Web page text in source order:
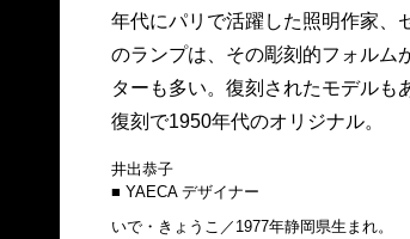
年代にパリで活躍した照明作家、
のランプは、その彫刻的フォルム
ターも多い。復刻されたモデルも
復刻で1950年代のオリジナル。
井出恭子
■ YAECA デザイナー
いで・きょうこ／1977年静岡県生まれ。